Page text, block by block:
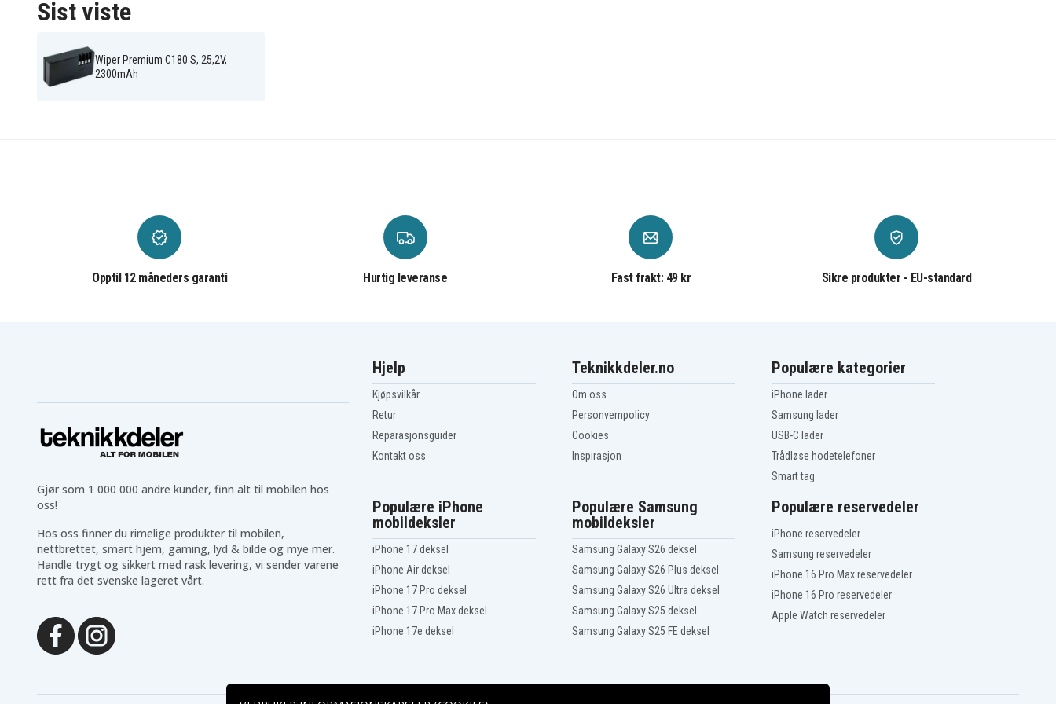
Sist viste
Wiper Premium C180 S, 25,2V,
2300mAh
Opptil 12 måneders garanti Hurtig leveranse Fast frakt: 49 kr Sikre produkter - EU-standard
Gjør som 1 000 000 andre kunder, finn alt til mobilen hos
oss!
Hos oss finner du rimelige produkter til mobilen,
nettbrettet, smart hjem, gaming, lyd & bilde og mye mer.
Handle trygt og sikkert med rask levering, vi sender varene
rett fra det svenske lageret vårt.
Hjelp
Kjøpsvilkår
Retur
Reparasjonsguider
Kontakt oss
Teknikkdeler.no
Om oss
Personvernpolicy
Cookies
Inspirasjon
Populære kategorier
iPhone lader
Samsung lader
USB-C lader
Trådløse hodetelefoner
Smart tag
Populære iPhone
mobildeksler
iPhone 17 deksel
iPhone Air deksel
iPhone 17 Pro deksel
iPhone 17 Pro Max deksel
iPhone 17e deksel
Populære Samsung
mobildeksler
Samsung Galaxy S26 deksel
Samsung Galaxy S26 Plus deksel
Samsung Galaxy S26 Ultra deksel
Samsung Galaxy S25 deksel
Samsung Galaxy S25 FE deksel
Populære reservedeler
iPhone reservedeler
Samsung reservedeler
iPhone 16 Pro Max reservedeler
iPhone 16 Pro reservedeler
Apple Watch reservedeler